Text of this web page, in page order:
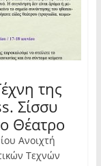
της
Σίσσυ
Θέατρο
Ανοιχτή
Τεχνών